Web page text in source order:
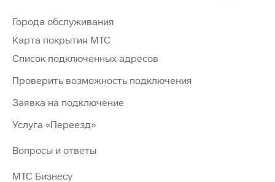
Города обслуживания
Карта покрытия МТС
Список подключенных адресов
Проверить возможность подключения
Заявка на подключение
Услуга «Переезд»
Вопросы и ответы
МТС Бизнесу